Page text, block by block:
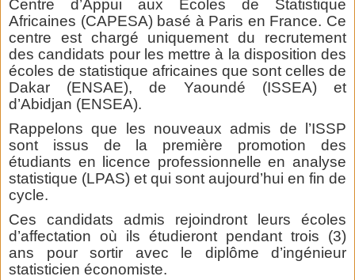
Centre d’Appui aux Ecoles de Statistique
Africaines (CAPESA) basé à Paris en France. Ce
centre est chargé uniquement du recrutement
des candidats pour les mettre à la disposition des
écoles de statistique africaines que sont celles de
Dakar (ENSAE), de Yaoundé (ISSEA) et
d’Abidjan (ENSEA).
Rappelons que les nouveaux admis de l’ISSP
sont issus de la première promotion des
étudiants en licence professionnelle en analyse
statistique (LPAS) et qui sont aujourd’hui en fin de
cycle.
Ces candidats admis rejoindront leurs écoles
d’affectation où ils étudieront pendant trois (3)
ans pour sortir avec le diplôme d’ingénieur
statisticien économiste.